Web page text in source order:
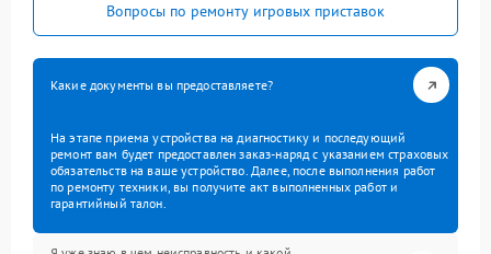
Вопросы по ремонту игровых приставок
Какие документы вы предоставляете?
На этапе приема устройства на диагностику и последующий
ремонт вам будет предоставлен заказ-наряд с указанием страховых
обязательств на ваше устройство. Далее, после выполнения работ
по ремонту техники, вы получите акт выполненных работ и
гарантийный талон.